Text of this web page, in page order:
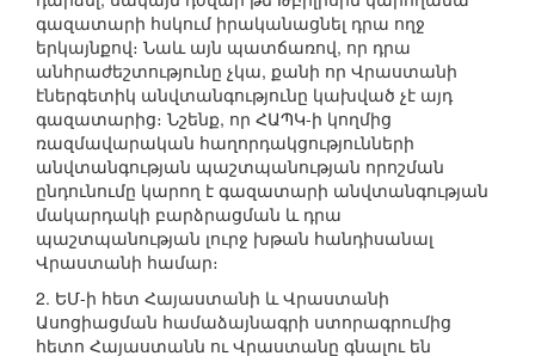
գազատարի հսկում իրականացնել դրա ողջ
երկայնքով։ Նաև այն պատճառով, որ դրա
անհրաժեշտությունը չկա, քանի որ Վրաստանի
էներգետիկ անվտանգությունը կախված չէ այդ
գազատարից։ Նշենք, որ ՀԱՊԿ-ի կողմից
ռազմավարական հաղորդակցությունների
անվտանգության պաշտպանության որոշման
ընդունումը կարող է գազատարի անվտանգության
մակարդակի բարձրացման և դրա
պաշտպանության լուրջ խթան հանդիսանալ
Վրաստանի համար։
2. ԵՄ-ի հետ Հայաստանի և Վրաստանի
Ասոցիացման համաձայնագրի ստորագրումից
հետո Հայաստանն ու Վրաստանը գնալու են